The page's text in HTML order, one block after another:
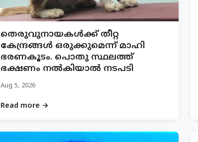
തെരുവുനായകൾക്ക് തീറ്റ
കേന്ദ്രങ്ങൾ ഒരുക്കുമെന്ന് മാഹി
ഭരണകൂടം. പൊതു സ്ഥലത്ത്
ഭക്ഷണം നൽകിയാൽ നടപടി
Aug 5, 2026
Read more →